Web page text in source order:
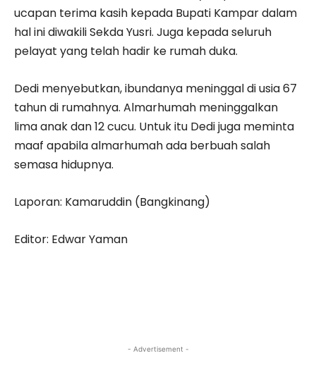
ucapan terima kasih kepada Bupati Kampar dalam
hal ini diwakili Sekda Yusri. Juga kepada seluruh
pelayat yang telah hadir ke rumah duka.
Dedi menyebutkan, ibundanya meninggal di usia 67
tahun di rumahnya. Almarhumah meninggalkan
lima anak dan 12 cucu. Untuk itu Dedi juga meminta
maaf apabila almarhumah ada berbuah salah
semasa hidupnya.
Laporan: Kamaruddin (Bangkinang)
Editor: Edwar Yaman
- Advertisement -